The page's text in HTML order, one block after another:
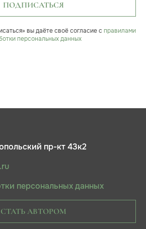
ПОДПИСАТЬСЯ
вы даёте своё согласие с правилами
персональных данных
пр-кт 43к2
персональных данных
СТАТЬ АВТОРОМ